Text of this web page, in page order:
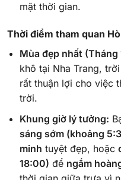
mặt thời gian.
Thời điểm tham quan
Mùa đẹp nhất (Tháng
khô tại Nha Trang,
rất thuận lợi cho việc
trời.
Khung giờ lý tưởng:
sáng sớm (khoảng
minh tuyệt đẹp, hoặc
18:00) để ngắm